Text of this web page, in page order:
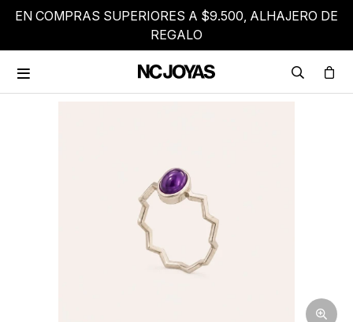
EN COMPRAS SUPERIORES A $9.500, ALHAJERO DE
REGALO
